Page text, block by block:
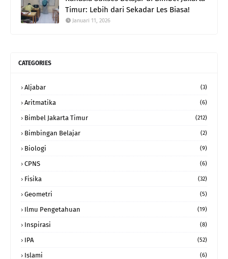
Timur: Lebih dari Sekadar Les Biasa!
Januari 11, 2026
CATEGORIES
Aljabar (3)
Aritmatika (6)
Bimbel Jakarta Timur (212)
Bimbingan Belajar (2)
Biologi (9)
CPNS (6)
Fisika (32)
Geometri (5)
Ilmu Pengetahuan (19)
Inspirasi (8)
IPA (52)
Islami (6)